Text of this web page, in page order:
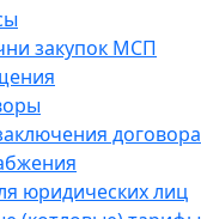
закупок МСП
договора
юридических лиц